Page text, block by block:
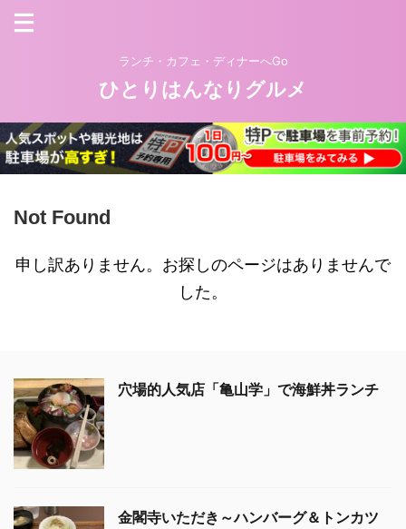
ランチ・カフェ・ディナーへGo
ひとりはんなりグルメ
Not Found
申し訳ありません。お探しのページはありませんで
した。
穴場的人気店「亀山学」で海鮮丼ランチ
金閣寺いただき～ハンバーグ＆トンカツ